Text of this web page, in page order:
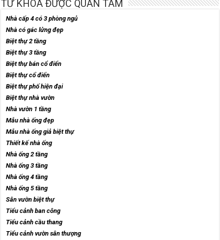
TỪ KHÓA ĐƯỢC QUAN TÂM
Nhà cấp 4 có 3 phòng ngủ
Nhà có gác lửng đẹp
Biệt thự 2 tầng
Biệt thự 3 tầng
Biệt thự bán cổ điển
Biệt thự cổ điển
Biệt thự phố hiện đại
Biệt thự nhà vườn
Nhà vườn 1 tầng
Mẫu nhà ống đẹp
Mẫu nhà ống giả biệt thự
Thiết kế nhà ống
Nhà ống 2 tầng
Nhà ống 3 tầng
Nhà ống 4 tầng
Nhà ống 5 tầng
Sân vườn biệt thự
Tiểu cảnh ban công
Tiểu cảnh cầu thang
Tiểu cảnh vườn sân thượng